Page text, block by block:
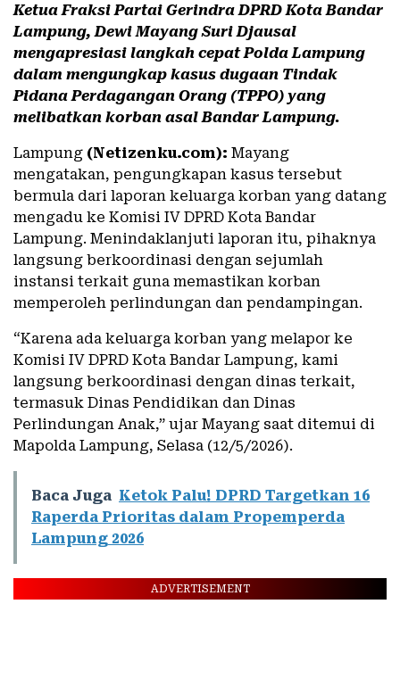
Ketua Fraksi Partai Gerindra DPRD Kota Bandar
Lampung,Dewi Mayang Suri Djausal
mengapresiasi langkah cepatPolda Lampung
dalam mengungkap kasus dugaan Tindak
Pidana Perdagangan Orang (TPPO) yang
melibatkan korban asal Bandar Lampung.
Lampung (Netizenku.com): Mayang
mengatakan, pengungkapan kasus tersebut
bermula dari laporan keluarga korban yang datang
mengadu ke Komisi IV DPRD Kota Bandar
Lampung. Menindaklanjuti laporan itu, pihaknya
langsung berkoordinasi dengan sejumlah
instansi terkait guna memastikan korban
memperoleh perlindungan dan pendampingan.
“Karena ada keluarga korban yang melapor ke
Komisi IV DPRD Kota Bandar Lampung, kami
langsung berkoordinasi dengan dinas terkait,
termasuk Dinas Pendidikan dan Dinas
Perlindungan Anak,” ujar Mayang saat ditemui di
Mapolda Lampung, Selasa (12/5/2026).
Baca Juga Ketok Palu! DPRD Targetkan 16
Raperda Prioritas dalam Propemperda
Lampung 2026
ADVERTISEMENT